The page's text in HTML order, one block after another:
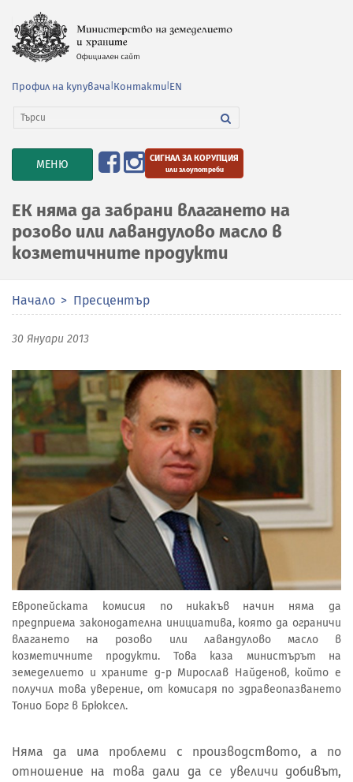
Профил на купувача Контакти EN
TOGGLE
NAVIGATION
МЕНЮ СИГНАЛ ЗА КОРУПЦИЯ
или злоупотреби
ЕК няма да забрани влагането на
розово или лавандулово масло в
козметичните продукти
Начало Пресцентър
30 Януари 2013
Европейската комисия по никакъв начин няма да
предприема законодателна инициатива, която да ограничи
влагането на розово или лавандулово масло в
козметичните продукти. Това каза министърът на
земеделието и храните д-р Мирослав Найденов, който е
получил това уверение, от комисаря по здравеопазването
Тонио Борг в Брюксел.
Няма да има проблеми с производството, а по
отношение на това дали да се увеличи добивът,